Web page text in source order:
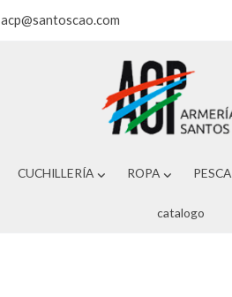
acp@santoscao.com
CUCHILLERÍA ROPA PESCA
catalogo